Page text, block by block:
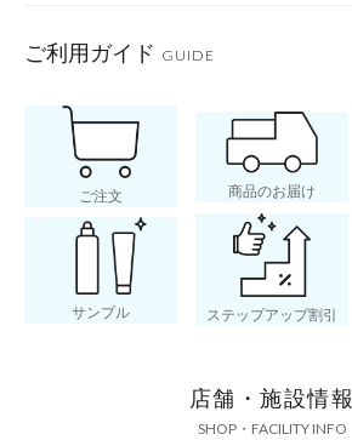
ご利用ガイド GUIDE
ご注文 商品のお届け
サンプル ステップアップ割引
店舗・施設情報
SHOP・FACILITY INFO